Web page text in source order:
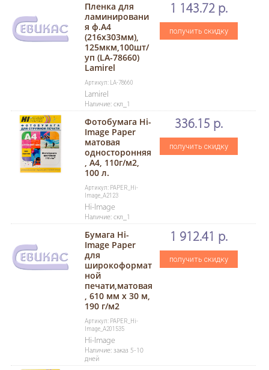
Пленка для
ламинировани
я ф.A4
(216х303мм),
125мкм,100шт/
уп (LA-78660)
Lamirel
Артикул: LA-78660
Lamirel
Наличие: скл_1
1 143.72 р.
получить скидку
Фотобумага Hi-
Image Paper
матовая
односторонняя
, A4, 110г/м2,
100 л.
Артикул: PAPER_Hi-
Image_A2123
Hi-Image
Наличие: скл_1
336.15 р.
получить скидку
Бумага Hi-
Image Paper
для
широкоформат
ной
печати,матовая
, 610 мм x 30 м,
190 г/м2
Артикул: PAPER_Hi-
Image_A201535
Hi-Image
Наличие: заказ 5-10
дней
1 912.41 р.
получить скидку